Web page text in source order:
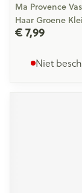
Ma Provence
Haar Groene
€ 7,99
Niet